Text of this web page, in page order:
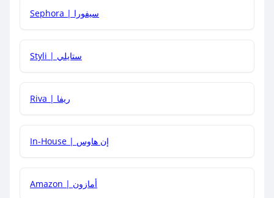
هل يمكنني جمع كود خصم مع العروض الأخرى؟
Sephora | سيفورا
Styli | ستايلي
Riva | ريفا
In-House | إن هاوس
Amazon | أمازون